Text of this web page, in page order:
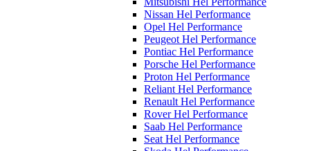
Nissan Hel Performance
Opel Hel Performance
Peugeot Hel Performance
Pontiac Hel Performance
Porsche Hel Performance
Proton Hel Performance
Reliant Hel Performance
Renault Hel Performance
Rover Hel Performance
Saab Hel Performance
Seat Hel Performance